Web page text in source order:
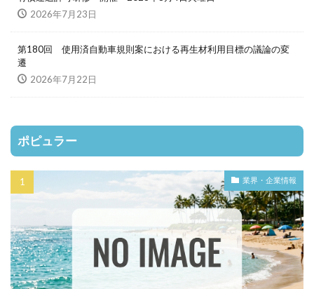
2026年7月23日
第180回 使用済自動車規則案における再生材利用目標の議論の変
遷
2026年7月22日
ポピュラー
業界・企業情報